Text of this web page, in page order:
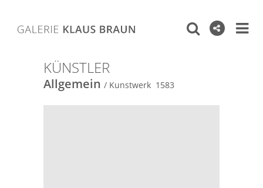
KÜNSTLER
Allgemein / Kunstwerk 1583